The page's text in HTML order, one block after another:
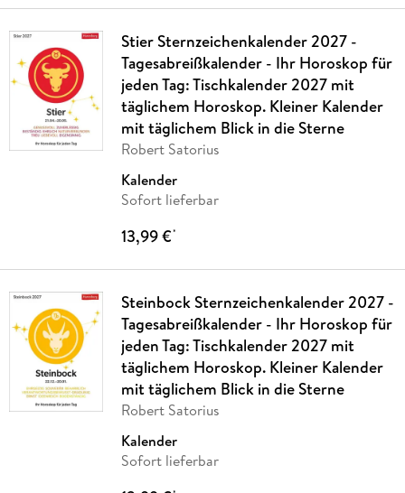
Stier Sternzeichenkalender 2027 -
Tagesabreißkalender - Ihr Horoskop für
jeden Tag: Tischkalender 2027 mit
täglichem Horoskop. Kleiner Kalender
mit täglichem Blick in die Sterne
Robert Satorius
Kalender
Sofort lieferbar
13,99 €*
Steinbock Sternzeichenkalender 2027 -
Tagesabreißkalender - Ihr Horoskop für
jeden Tag: Tischkalender 2027 mit
täglichem Horoskop. Kleiner Kalender
mit täglichem Blick in die Sterne
Robert Satorius
Kalender
Sofort lieferbar